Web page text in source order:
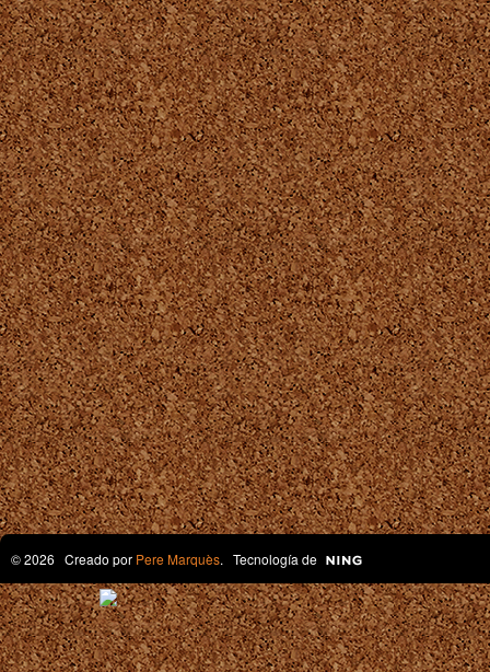
© 2026 Creado por Pere Marquès. Tecnología de